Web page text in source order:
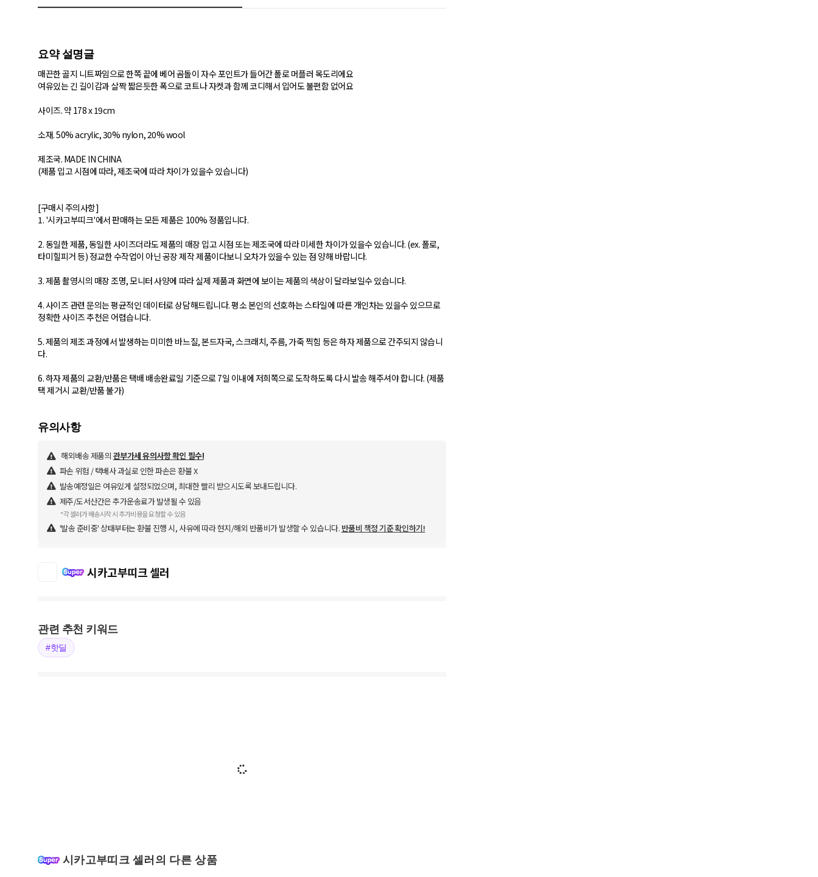
요약 설명글
매끈한 골지 니트짜임으로 한쪽 끝에 베어 곰돌이 자수 포인트가 들어간 폴로 머플러 목도리에요
여유있는 긴 길이감과 살짝 짧은듯한 폭으로 코트나 자켓과 함께 코디해서 입어도 불편함 없어요
사이즈. 약 178 x 19cm
소재. 50% acrylic, 30% nylon, 20% wool
제조국. MADE IN CHINA
(제품 입고 시점에 따라, 제조국에 따라 차이가 있을수 있습니다)
[구매시 주의사항]
1. '시카고부띠크'에서 판매하는 모든 제품은 100% 정품입니다.
2. 동일한 제품, 동일한 사이즈더라도 제품의 매장 입고 시점 또는 제조국에 따라 미세한 차이가 있을수 있습니다. (ex. 폴로,
타미힐피거 등) 정교한 수작업이 아닌 공장 제작 제품이다보니 오차가 있을수 있는 점 양해 바랍니다.
3. 제품 촬영시의 매장 조명, 모니터 사양에 따라 실제 제품과 화면에 보이는 제품의 색상이 달라보일수 있습니다.
4. 사이즈 관련 문의는 평균적인 데이터로 상담해드립니다. 평소 본인의 선호하는 스타일에 따른 개인차는 있을수 있으므로
정확한 사이즈 추천은 어렵습니다.
5. 제품의 제조 과정에서 발생하는 미미한 바느질, 본드자국, 스크래치, 주름, 가죽 찍힘 등은 하자 제품으로 간주되지 않습니
다.
6. 하자 제품의 교환/반품은 택배 배송완료일 기준으로 7일 이내에 저희쪽으로 도착하도록 다시 발송 해주셔야 합니다. (제품
택 제거시 교환/반품 불가)
유의사항
해외배송 제품의 관부가세 유의사항 확인 필수!
파손 위험 / 택배사 과실로 인한 파손은 환불 X
발송예정일은 여유있게 설정되었으며, 최대한 빨리 받으시도록 보내드립니다.
제주/도서산간은 추가운송료가 발생될 수 있음
*각 셀러가 배송시작 시 추가비용을 요청할 수 있음
'발송 준비중' 상태부터는 환불 진행 시, 사유에 따라 현지/해외 반품비가 발생할 수 있습니다. 반품비 책정 기준 확인하기!
시카고부띠크 셀러
관련 추천 키워드
#핫딜
시카고부띠크 셀러의 다른 상품